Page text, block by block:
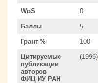
WoS 0
Баллы 5
Грант % 100
Цитируемые
публикации
авторов
ФИЦ ИУ РАН
(1996)